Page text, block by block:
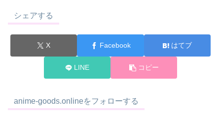
シェアする
X Facebook はてブ
LINE コピー
anime-goods.onlineをフォローする